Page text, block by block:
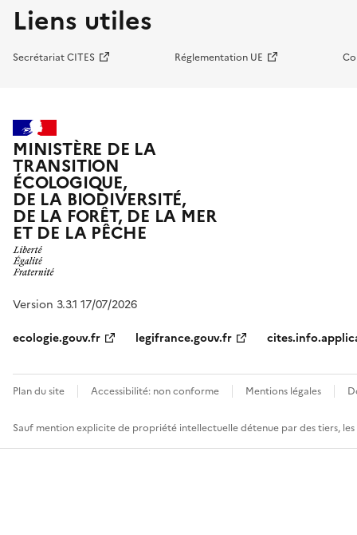
Liens utiles
Secrétariat CITES Réglementation UE
MINISTÈRE DE LA
TRANSITION
ÉCOLOGIQUE,
DE LA BIODIVERSITÉ,
DE LA FORÊT, DE LA MER
ET DE LA PÊCHE
Version 3.3.1 17/07/2026
ecologie.gouv.fr
legifrance.gouv.fr
Plan du site Accessibilité: non conforme Mentions légales
Sauf mention explicite de propriété intellectuelle détenue par des tiers,